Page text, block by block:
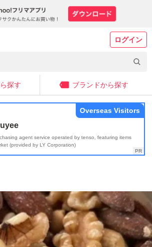
ログイン
探す ブランドから探す
agent service operated by tenso, featuring items
(provided by LY Corporation)
Overseas Visitors